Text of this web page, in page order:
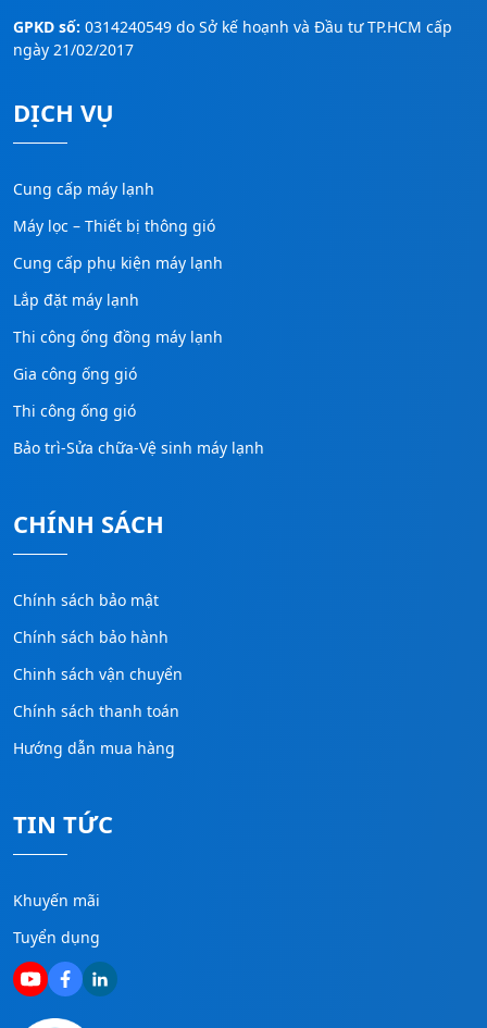
GPKD số: 0314240549 do Sở kế hoạnh và Đầu tư TP.HCM cấp
ngày 21/02/2017
DỊCH VỤ
Cung cấp máy lạnh
Máy lọc – Thiết bị thông gió
Cung cấp phụ kiện máy lạnh
Lắp đặt máy lạnh
Thi công ống đồng máy lạnh
Gia công ống gió
Thi công ống gió
Bảo trì-Sửa chữa-Vệ sinh máy lạnh
CHÍNH SÁCH
Chính sách bảo mật
Chính sách bảo hành
Chinh sách vận chuyển
Chính sách thanh toán
Hướng dẫn mua hàng
TIN TỨC
Khuyến mãi
Tuyển dụng